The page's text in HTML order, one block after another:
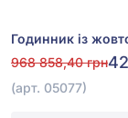
968 858,40 грн
(арт. 05077)